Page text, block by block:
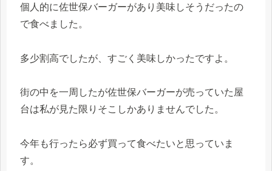
個人的に佐世保バーガーがあり美味しそうだったの
で食べました。
多少割高でしたが、すごく美味しかったですよ。
街の中を一周したが佐世保バーガーが売っていた屋
台は私が見た限りそこしかありませんでした。
今年も行ったら必ず買って食べたいと思っていま
す。